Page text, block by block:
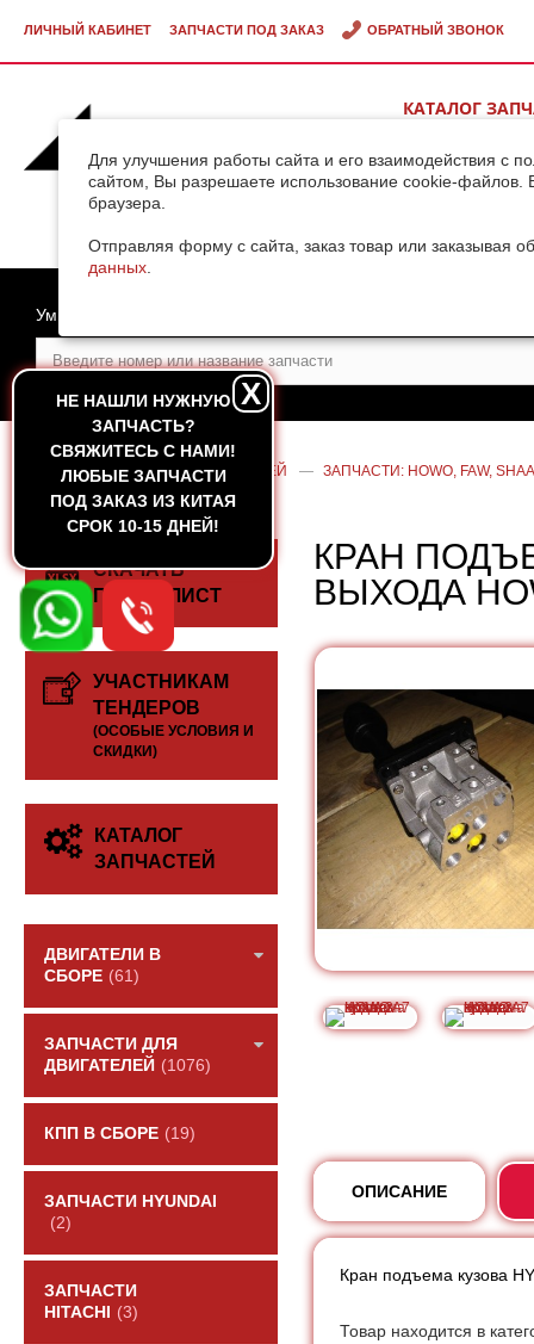
Для улучшения работы сайта и его взаимодействия с
сайтом, Вы разрешаете использование cookie-файлов.
браузера.
Отправляя форму с сайта, заказ товар или заказывая
данных
ЛИЧНЫЙ КАБИНЕТ ЗАПЧАСТИ ПОД ЗАКАЗ ОБРАТНЫЙ ЗВОНОК
КАТАЛОГ
НЕ НАШЛИ НУЖНУЮ
ЗАПЧАСТЬ?
CВЯЖИТЕСЬ С НАМИ!
ЛЮБЫЕ ЗАПЧАСТИ
ПОД ЗАКАЗ ИЗ КИТАЯ
СРОК 10-15 ДНЕЙ!
X
Умный поиск
ГЛАВНАЯ — КАТАЛОГ ЗАПЧАСТЕЙ — ЗАПЧАСТИ: HOWO, FAW,
HOWO A7
СКАЧАТЬ
ПРАЙС-ЛИСТ
УЧАСТНИКАМ
ТЕНДЕРОВ
(ОСОБЫЕ УСЛОВИЯ И
СКИДКИ)
КАТАЛОГ
ЗАПЧАСТЕЙ
ДВИГАТЕЛИ В
СБОРЕ (61)
ЗАПЧАСТИ ДЛЯ
ДВИГАТЕЛЕЙ (1076)
КПП В СБОРЕ (19)
ЗАПЧАСТИ HYUNDAI
(2)
ЗАПЧАСТИ
HITACHI
(3)
КРАН
ВЫХОДА
ОПИСАНИЕ
Кран подъема кузова
Товар находится в